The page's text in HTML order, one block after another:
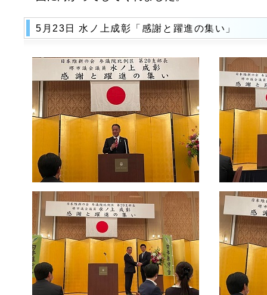
5月23日 水ノ上成彰「感謝と躍進の集い」